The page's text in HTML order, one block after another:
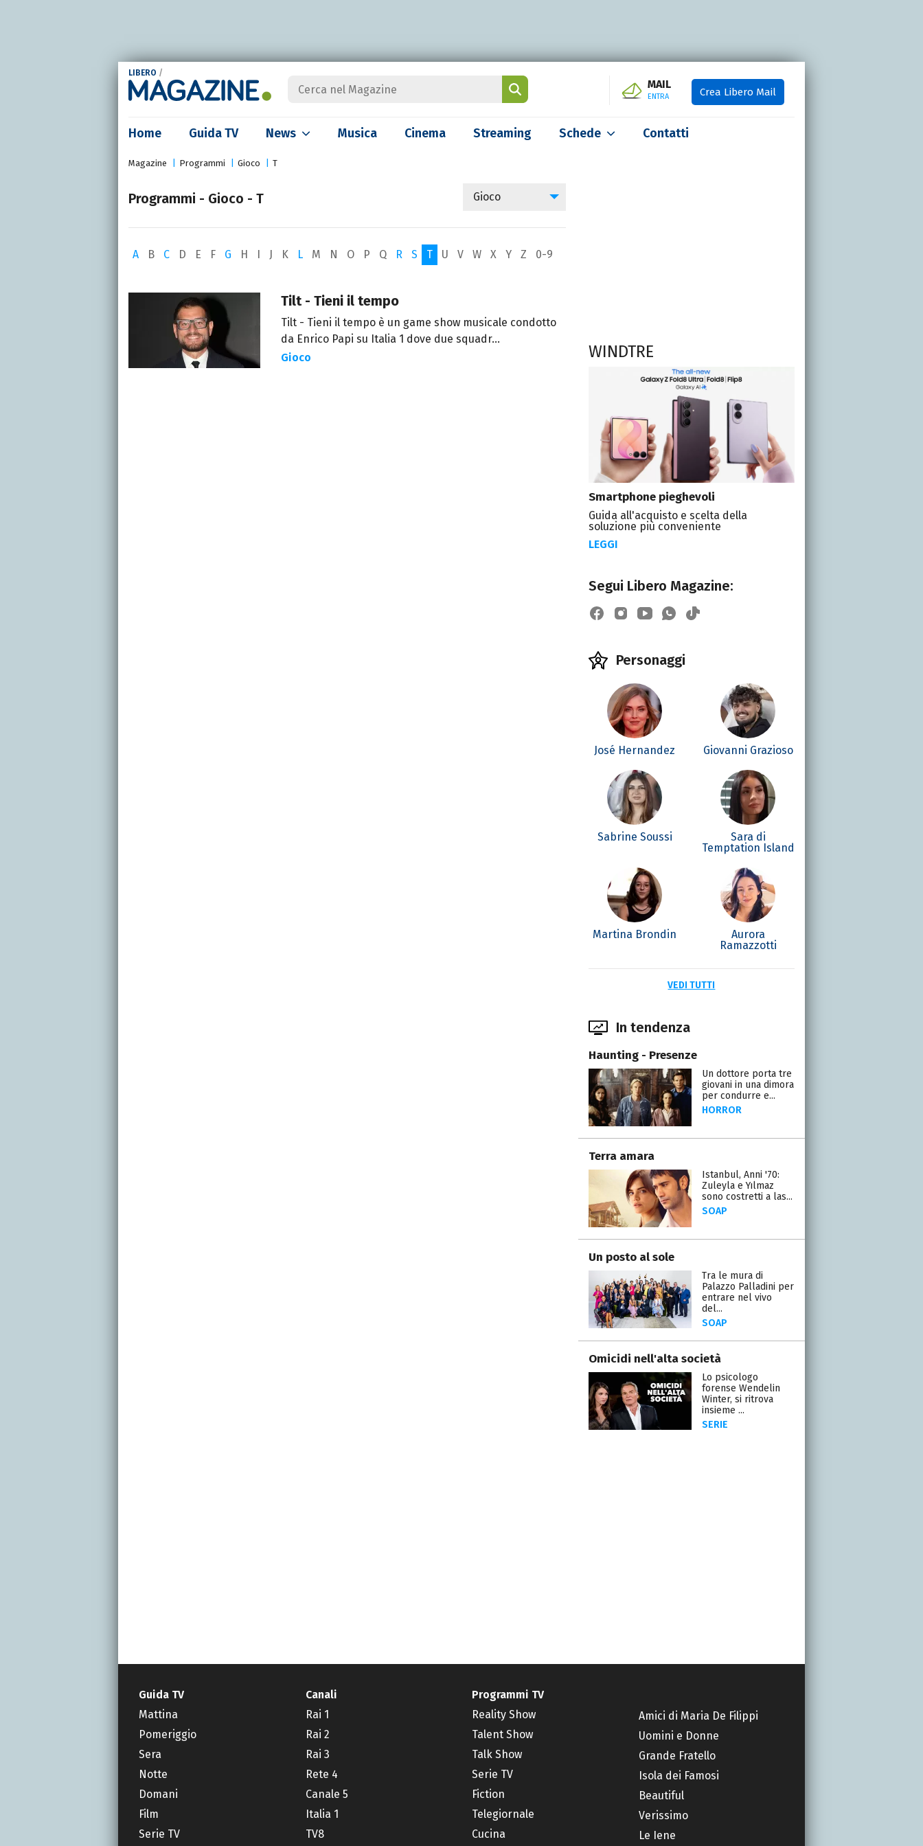
LIBERO /
MAIL
ENTRA Crea Libero Mail
Home Guida TV News Musica Cinema Streaming Schede Contatti
Magazine Programmi Gioco T
Programmi - Gioco - T Gioco
A B C D E F G H I J K L M N O P Q R S T U V W X Y Z 0-9
Tilt - Tieni il tempo
Tilt - Tieni il tempo è un game show musicale condotto
da Enrico Papi su Italia 1 dove due squadr...
Gioco
WINDTRE
Smartphone pieghevoli
Guida all'acquisto e scelta della
soluzione più conveniente
LEGGI
Segui Libero Magazine:
Personaggi
José Hernandez Giovanni Grazioso
Sabrine Soussi
Sara di
Temptation Island
Martina Brondin
Aurora
Ramazzotti
VEDI TUTTI
In tendenza
Haunting - Presenze
Un dottore porta tre
giovani in una dimora
per condurre e...
HORROR
Terra amara
Istanbul, Anni '70:
Zuleyla e Yılmaz
sono costretti a las...
SOAP
Un posto al sole
Tra le mura di
Palazzo Palladini per
entrare nel vivo
del...
SOAP
Omicidi nell'alta società
Lo psicologo
forense Wendelin
Winter, si ritrova
insieme ...
SERIE
Guida TV
Mattina
Pomeriggio
Sera
Notte
Domani
Film
Serie TV
Canali
Rai 1
Rai 2
Rai 3
Rete 4
Canale 5
Italia 1
TV8
Programmi TV
Reality Show
Talent Show
Talk Show
Serie TV
Fiction
Telegiornale
Cucina
Amici di Maria De Filippi
Uomini e Donne
Grande Fratello
Isola dei Famosi
Beautiful
Verissimo
Le Iene